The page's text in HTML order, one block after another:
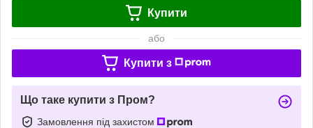
Купити
або
Купити з
Що таке купити з Пром?
Замовлення під захистом